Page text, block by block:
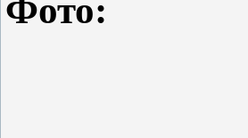
Фото: